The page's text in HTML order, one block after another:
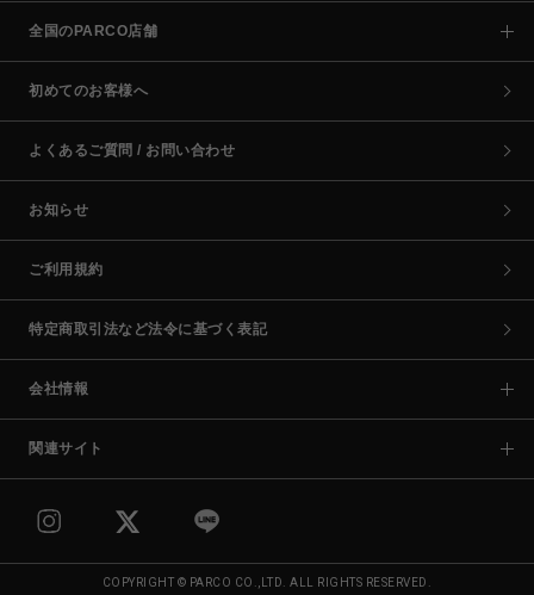
全国のPARCO店舗
初めてのお客様へ
よくあるご質問 / お問い合わせ
お知らせ
ご利用規約
特定商取引法など法令に基づく表記
会社情報
関連サイト
COPYRIGHT © PARCO CO.,LTD. ALL RIGHTS RESERVED.